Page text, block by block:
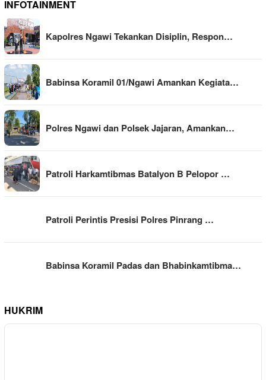
INFOTAINMENT
Kapolres Ngawi Tekankan Disiplin, Respon…
Babinsa Koramil 01/Ngawi Amankan Kegiata…
Polres Ngawi dan Polsek Jajaran, Amankan…
Patroli Harkamtibmas Batalyon B Pelopor …
Patroli Perintis Presisi Polres Pinrang …
Babinsa Koramil Padas dan Bhabinkamtibma…
HUKRIM